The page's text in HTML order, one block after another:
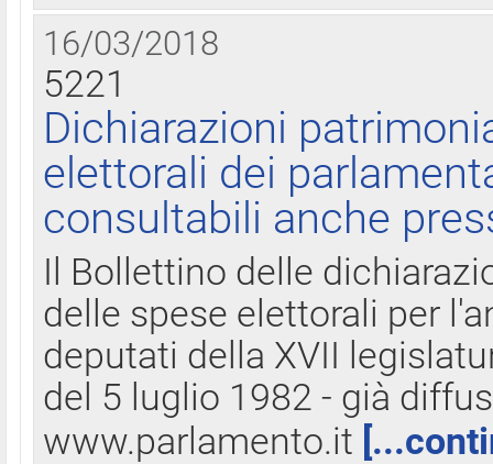
16/03/2018
5221
Dichiarazioni
elettorali dei
consultabili anche
Il Bollettino delle
delle spese elettorali per
deputati della XVII
del 5 luglio 1982 - già
www.parlamento.it